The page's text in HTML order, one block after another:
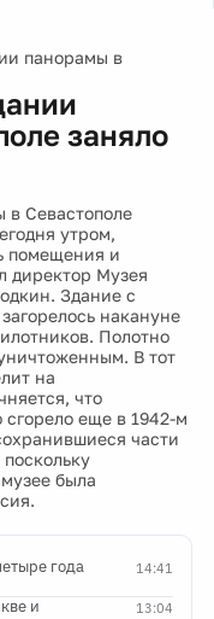
панорамы в
заняло
Севастополе
утром,
помещения и
директор Музея
Здание с
накануне
Полотно
В тот
на
что
еще в 1942-м
части
была
14:41
года
13:04
и